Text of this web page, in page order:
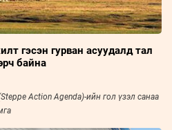
гэсэн гурван асуудалд тал
байна
Action Agenda)-ийн гол үзэл санаа